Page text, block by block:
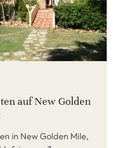
auf New Golden
in New Golden Mile,